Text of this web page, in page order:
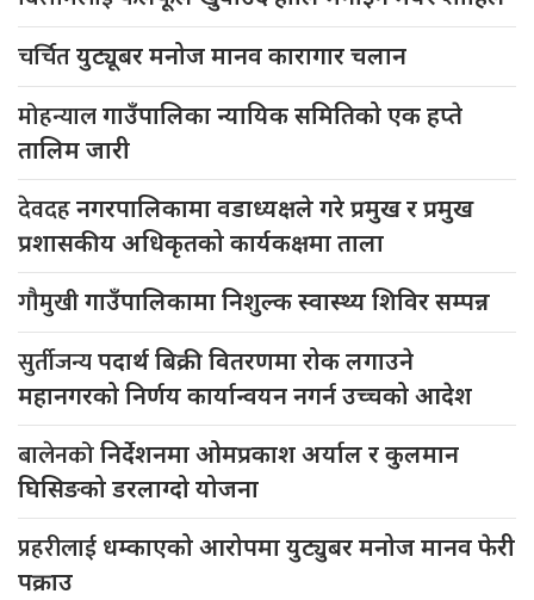
चर्चितयुट्यूबर मनोज मानव कारागार चलान
मोहन्यालगाउँपालिका न्यायिक समितिको एक हप्ते
तालिम जारी
देवदहनगरपालिकामा वडाध्यक्षले गरे प्रमुख र प्रमुख
प्रशासकीय अधिकृतको कार्यकक्षमा ताला
गौमुखीगाउँपालिकामा निशुल्क स्वास्थ्य शिविर सम्पन्न
सुर्तीजन्यपदार्थ बिक्री वितरणमा रोक लगाउने
महानगरको निर्णय कार्यान्वयन नगर्न उच्चको आदेश
बालेनकोनिर्देशनमा ओमप्रकाश अर्याल र कुलमान
घिसिङको डरलाग्दो योजना
प्रहरीलाई धम्काएको आरोपमा युट्युबर मनोज मानव फेरी
पक्राउ